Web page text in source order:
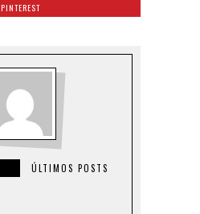
PINTEREST
ÚLTIMOS POSTS